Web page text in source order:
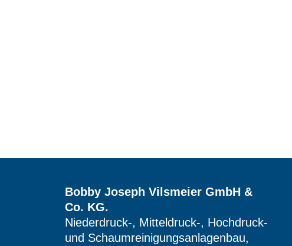
Bobby Joseph Vilsmeier GmbH &
Co. KG.
Niederdruck-, Mitteldruck-, Hochdruck-
und Schaumreinigungsanlagenbau,